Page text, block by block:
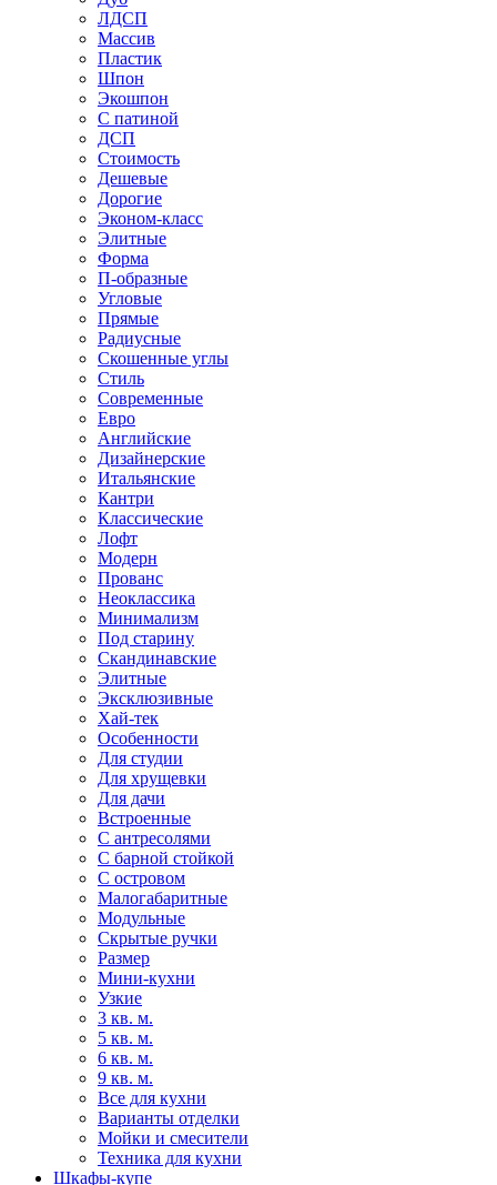
ЛДСП
Массив
Пластик
Шпон
Экошпон
С патиной
ДСП
Стоимость
Дешевые
Дорогие
Эконом-класс
Элитные
Форма
П-образные
Угловые
Прямые
Радиусные
Скошенные углы
Стиль
Современные
Евро
Английские
Дизайнерские
Итальянские
Кантри
Классические
Лофт
Модерн
Прованс
Неоклассика
Минимализм
Под старину
Скандинавские
Элитные
Эксклюзивные
Хай-тек
Особенности
Для студии
Для хрущевки
Для дачи
Встроенные
С антресолями
С барной стойкой
С островом
Малогабаритные
Модульные
Скрытые ручки
Размер
Мини-кухни
Узкие
3 кв. м.
5 кв. м.
6 кв. м.
9 кв. м.
Все для кухни
Варианты отделки
Мойки и смесители
Техника для кухни
Шкафы-купе